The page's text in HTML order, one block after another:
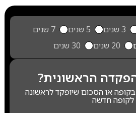
3 שנים 5 שנים
7 שנים
20 שנים 30 שנים
הראשונית?
או הסכום שיופקד לראשונה
לקופה חדשה